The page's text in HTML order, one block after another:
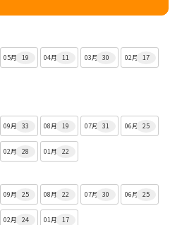
05月 19 04月 11 03月 30 02月 17
09月 33 08月 19 07月 31 06月 25
02月 28 01月 22
09月 25 08月 22 07月 30 06月 25
02月 24 01月 17